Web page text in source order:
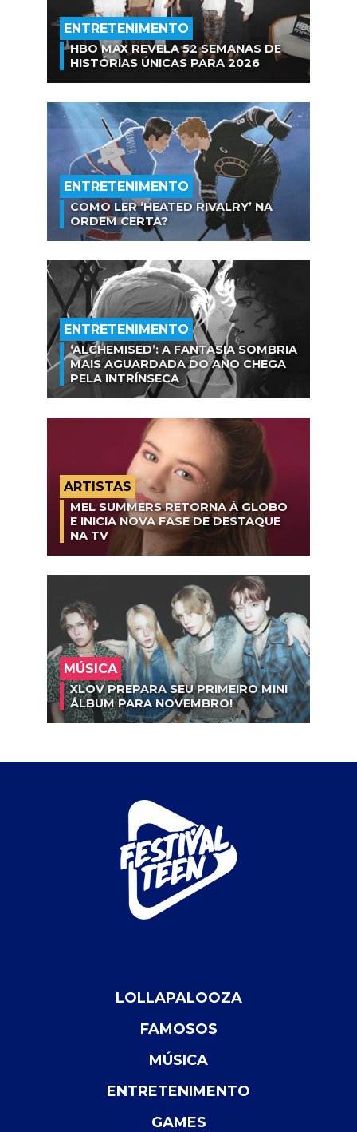
ENTRETENIMENTO
HBO MAX REVELA 52 SEMANAS DE
HISTÓRIAS ÚNICAS PARA 2026
ENTRETENIMENTO
COMO LER ‘HEATED RIVALRY’ NA
ORDEM CERTA?
ENTRETENIMENTO
‘ALCHEMISED’: A FANTASIA SOMBRIA
MAIS AGUARDADA DO ANO CHEGA
PELA INTRÍNSECA
ARTISTAS
MEL SUMMERS RETORNA À GLOBO
E INICIA NOVA FASE DE DESTAQUE
NA TV
MÚSICA
XLOV PREPARA SEU PRIMEIRO MINI
ÁLBUM PARA NOVEMBRO!
LOLLAPALOOZA
FAMOSOS
MÚSICA
ENTRETENIMENTO
GAMES